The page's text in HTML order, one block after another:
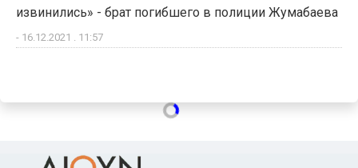
извинились» - брат погибшего в полиции Жумабаева
- 16.12.2021 . 11:57